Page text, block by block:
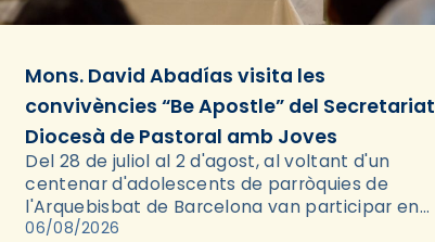
Mons. David Abadías visita les
convivències “Be Apostle” del Secretariat
Diocesà de Pastoral amb Joves
Del 28 de juliol al 2 d'agost, al voltant d'un
centenar d'adolescents de parròquies de
l'Arquebisbat de Barcelona van participar en
les convivències Be Apostle, organitzades pel
06/08/2026